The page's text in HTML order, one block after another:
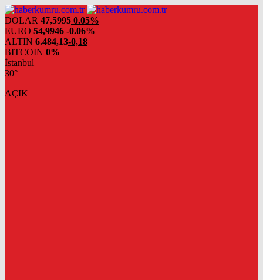
DOLAR 47,5995 0.05%
EURO 54,9946 -0.06%
ALTIN 6.484,13-0,18
BITCOIN 0%
İstanbul
30°
AÇIK